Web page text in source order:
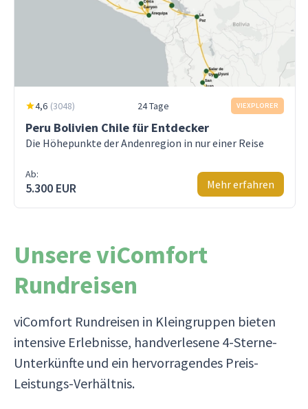
4,6 (3048) 24 Tage VIEXPLORER
Peru Bolivien Chile für Entdecker
Die Höhepunkte der Andenregion in nur einer Reise
Ab:
5.300 EUR Mehr erfahren
Unsere viComfort
Rundreisen
viComfort Rundreisen in Kleingruppen bieten
intensive Erlebnisse, handverlesene 4-Sterne-
Unterkünfte und ein hervorragendes Preis-
Leistungs-Verhältnis.